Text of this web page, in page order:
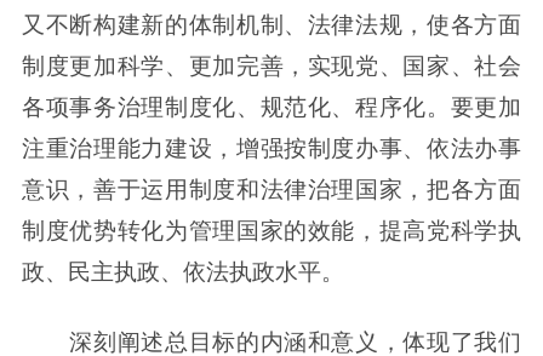
又不断构建新的体制机制、法律法规，使各方面
制度更加科学、更加完善，实现党、国家、社会
各项事务治理制度化、规范化、程序化。要更加
注重治理能力建设，增强按制度办事、依法办事
意识，善于运用制度和法律治理国家，把各方面
制度优势转化为管理国家的效能，提高党科学执
政、民主执政、依法执政水平。
深刻阐述总目标的内涵和意义，体现了我们